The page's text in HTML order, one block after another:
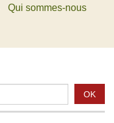
Qui sommes-nous
OK